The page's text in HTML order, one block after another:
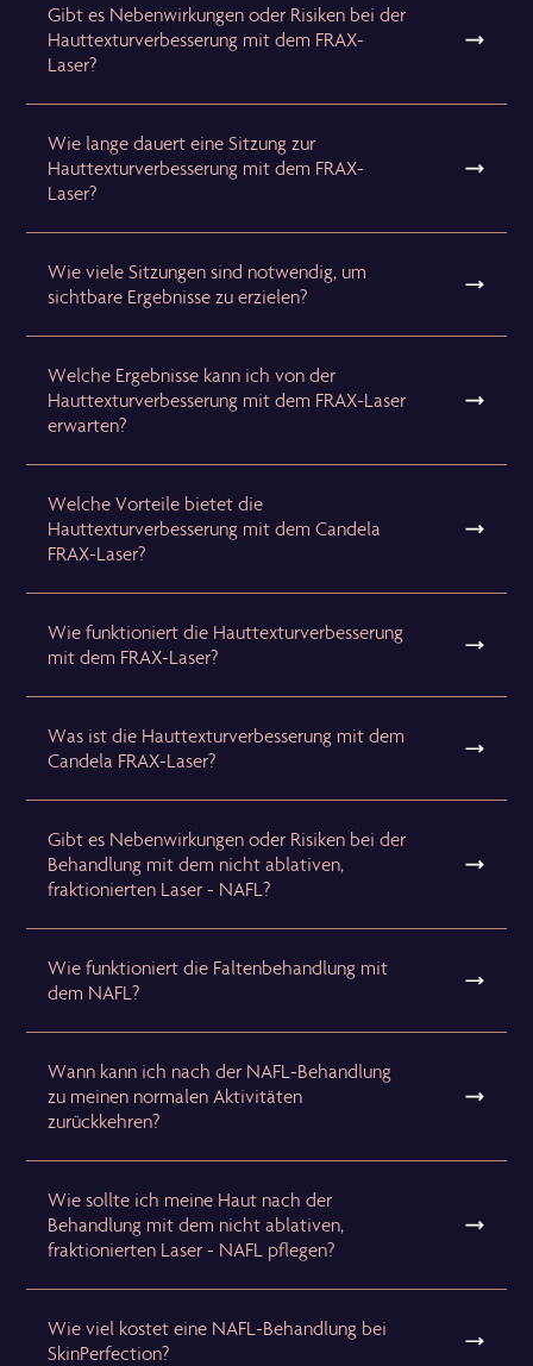
Gibt es Nebenwirkungen oder Risiken bei der
Hauttexturverbesserung mit dem FRAX-
Laser?
Wie lange dauert eine Sitzung zur
Hauttexturverbesserung mit dem FRAX-
Laser?
Wie viele Sitzungen sind notwendig, um
sichtbare Ergebnisse zu erzielen?
Welche Ergebnisse kann ich von der
Hauttexturverbesserung mit dem FRAX-Laser
erwarten?
Welche Vorteile bietet die
Hauttexturverbesserung mit dem Candela
FRAX-Laser?
Wie funktioniert die Hauttexturverbesserung
mit dem FRAX-Laser?
Was ist die Hauttexturverbesserung mit dem
Candela FRAX-Laser?
Gibt es Nebenwirkungen oder Risiken bei der
Behandlung mit dem nicht ablativen,
fraktionierten Laser - NAFL?
Wie funktioniert die Faltenbehandlung mit
dem NAFL?
Wann kann ich nach der NAFL-Behandlung
zu meinen normalen Aktivitäten
zurückkehren?
Wie sollte ich meine Haut nach der
Behandlung mit dem nicht ablativen,
fraktionierten Laser - NAFL pflegen?
Wie viel kostet eine NAFL-Behandlung bei
SkinPerfection?